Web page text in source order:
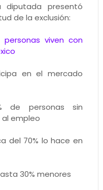
diputada presentó
de la exclusión:
viven con
en el mercado
de personas sin
empleo
del 70% lo hace en
30% menores